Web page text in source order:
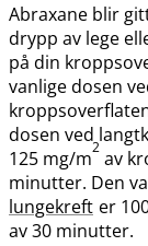
Abraxane blir
drypp av lege
på din
vanlige dosen
dosen ved
125 mg​/​m2 av
minutter. Den
lungekreft er
av 30 minutter.